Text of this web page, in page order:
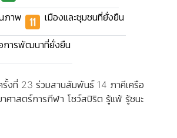
ภาพ เมืองและชุมชนที่ยั่งยืน
การพัฒนาที่ยั่งยืน
รั้งที่ 23 ร่วมสานสัมพันธ์ 14 ภาคีเครือ
ศาสตร์การกีฬา โชว์สปิริต รู้แพ้ รู้ชนะ